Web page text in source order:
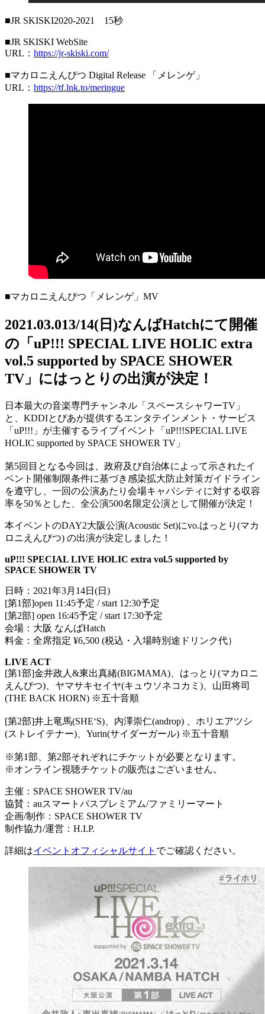
■JR SKISKI2020-2021 15秒
■JR SKISKI WebSite
URL： https://jr-skiski.com/
■マカロニえんぴつ Digital Release 「メレンゲ」
URL： https://tf.lnk.to/meringue
■マカロニえんぴつ「メレンゲ」MV
2021.03.013/14(日)なんばHatchにて開催
の「uP!!! SPECIAL LIVE HOLIC extra
vol.5 supported by SPACE SHOWER
TV」にはっとりの出演が決定！
日本最大の音楽専門チャンネル「スペースシャワーTV」
と、KDDIとぴあが提供するエンタテインメント・サービス
「uP!!!」が主催するライブイベント「uP!!!SPECIAL LIVE
HOLIC supported by SPACE SHOWER TV」
第5回目となる今回は、政府及び自治体によって示されたイ
ベント開催制限条件に基づき感染拡大防止対策ガイドライン
を遵守し、一回の公演あたり会場キャパシティに対する収容
率を50％とした、全公演500名限定公演として開催が決定！
本イベントのDAY2大阪公演(Acoustic Set)にvo.はっとり(マカ
ロニえんぴつ) の出演が決定しました！
uP!!! SPECIAL LIVE HOLIC extra vol.5 supported by
SPACE SHOWER TV
日時：2021年3月14日(日)
[第1部]open 11:45予定 / start 12:30予定
[第2部] open 16:45予定 / start 17:30予定
会場：大阪 なんばHatch
料金：全席指定 ¥6,500 (税込・入場時別途ドリンク代）
LIVE ACT
[第1部]金井政人&東出真緒(BIGMAMA)、はっとり(マカロニ
えんぴつ)、ヤマサキセイヤ(キュウソネコカミ)、山田将司
(THE BACK HORN) ※五十音順
[第2部]井上竜馬(SHE‘S)、内澤崇仁(androp) 、ホリエアツシ
(ストレイテナー)、Yurin(サイダーガール) ※五十音順
※第1部、第2部それぞれにチケットが必要となります。
※オンライン視聴チケットの販売はございません。
主催：SPACE SHOWER TV/au
協賛：auスマートパスプレミアム/ファミリーマート
企画/制作：SPACE SHOWER TV
制作協力/運営：H.I.P.
詳細はイベントオフィシャルサイト でご確認ください。